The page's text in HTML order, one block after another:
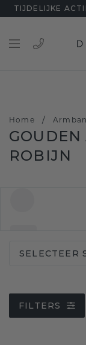
TIJDELIJKE
Home /
ROBIJN
SELECTEER
FILTERS